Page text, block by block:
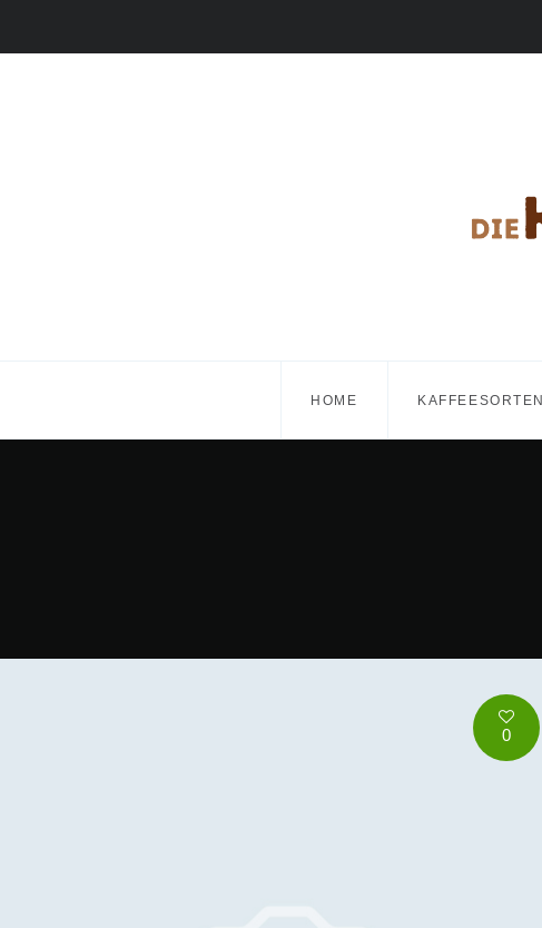
HOME KAFFEESORTEN
0